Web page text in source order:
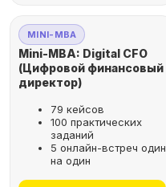
MINI-MBA
Mini-MBA: Digital CFO
(Цифровой финансовый
директор)
79 кейсов
100 практических
заданий
5 онлайн-встреч один
на один